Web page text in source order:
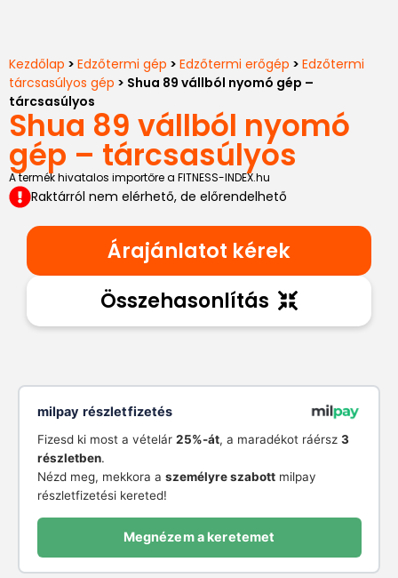
Kezdőlap > Edzőtermi gép > Edzőtermi erőgép > Edzőtermi
tárcsasúlyos gép > Shua 89 vállból nyomó gép –
tárcsasúlyos
Shua 89 vállból nyomó
gép – tárcsasúlyos
A termék hivatalos importőre a FITNESS-INDEX.hu
Raktárról nem elérhető, de előrendelhető
Árajánlatot kérek
Összehasonlítás
milpay részletfizetés
Fizesd ki most a vételár 25%-át, a maradékot ráérsz 3
részletben.
Nézd meg, mekkora a személyre szabottmilpay
részletfizetési kereted!
Megnézem a keretemet